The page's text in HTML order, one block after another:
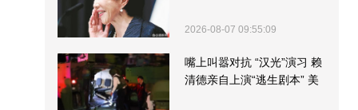
2026-08-07 09:55:09
嘴上叫嚣对抗 “汉光”演习 赖
清德亲自上演“逃生剧本” 美